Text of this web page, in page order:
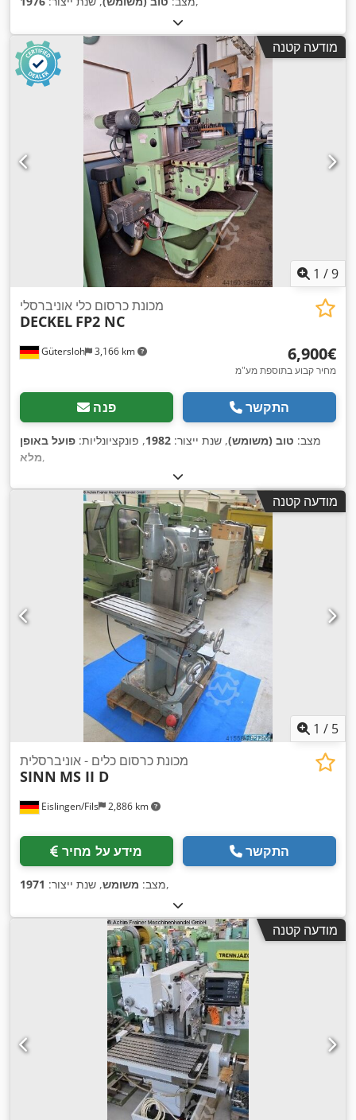
מודעה קטנה
1 /9
Gütersloh 3,166 km
מכונת כרסום כלי אוניברסלי
DECKEL FP2 NC
‏6,900 ‏€
מחיר קבוע בתוספת מע"מ
פנה התקשר
מצב: טוב (משומש), שנת ייצור: 1982, פונקציונליות: פועל באופן
מלא,
מודעה קטנה
1 / 5
Eislingen/Fils 2,886 km
מכונת כרסום כלים - אוניברסלית
SINN MS II D
מידע על מחיר התקשר
מצב: משומש, שנת ייצור: 1971 ,
מודעה קטנה